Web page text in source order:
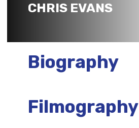
CHRIS EVANS
Biography
Filmography